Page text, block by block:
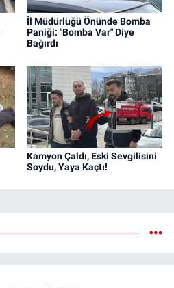
İl Müdürlüğü Önünde Bomba
Paniği: "Bomba Var" Diye
Bağırdı
Kamyon Çaldı, Eski Sevgilisini
Soydu, Yaya Kaçtı!